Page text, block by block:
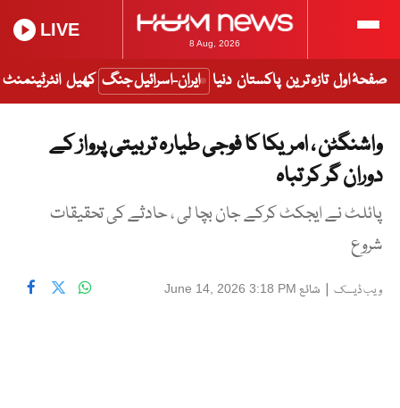
8 Aug, 2026
LIVE
صفحۂ اول تازہ ترین پاکستان دنیا ایران-اسرائیل جنگ کھیل انٹرٹینمنٹ
واشنگٹن ، امریکا کا فوجی طیارہ تربیتی پرواز کے
دوران گر کر تباہ
پائلٹ نے ایجکٹ کرکے جان بچا لی ، حادثے کی تحقیقات
شروع
ویب ڈیسک | شائع June 14, 2026 3:18 PM